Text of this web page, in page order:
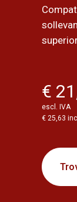
€
escl. IVA
€ 25,63